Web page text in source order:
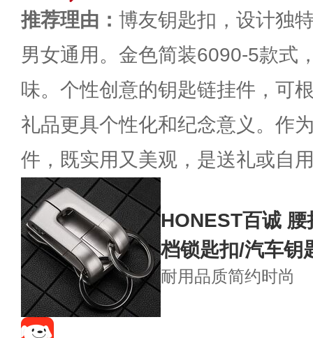
推荐理由： 博友钥匙扣，设计独
男女通用。金色简装6090-5款式
味。个性创意的钥匙链挂件，可
礼品更具个性化和纪念意义。作
件，既实用又美观，是送礼或自
HONEST百诚
档锁匙扣/汽车钥
耐用品质简约时尚